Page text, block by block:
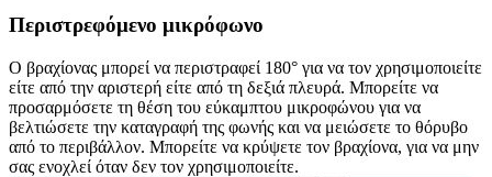
Περιστρεφόμενο μικρόφωνο
Ο βραχίονας μπορεί να περιστραφεί 180° για να τον χρησιμοποιείτε
είτε από την αριστερή είτε από τη δεξιά πλευρά. Μπορείτε να
προσαρμόσετε τη θέση του εύκαμπτου μικροφώνου για να
βελτιώσετε την καταγραφή της φωνής και να μειώσετε το θόρυβο
από το περιβάλλον. Μπορείτε να κρύψετε τον βραχίονα, για να μην
σας ενοχλεί όταν δεν τον χρησιμοποιείτε.